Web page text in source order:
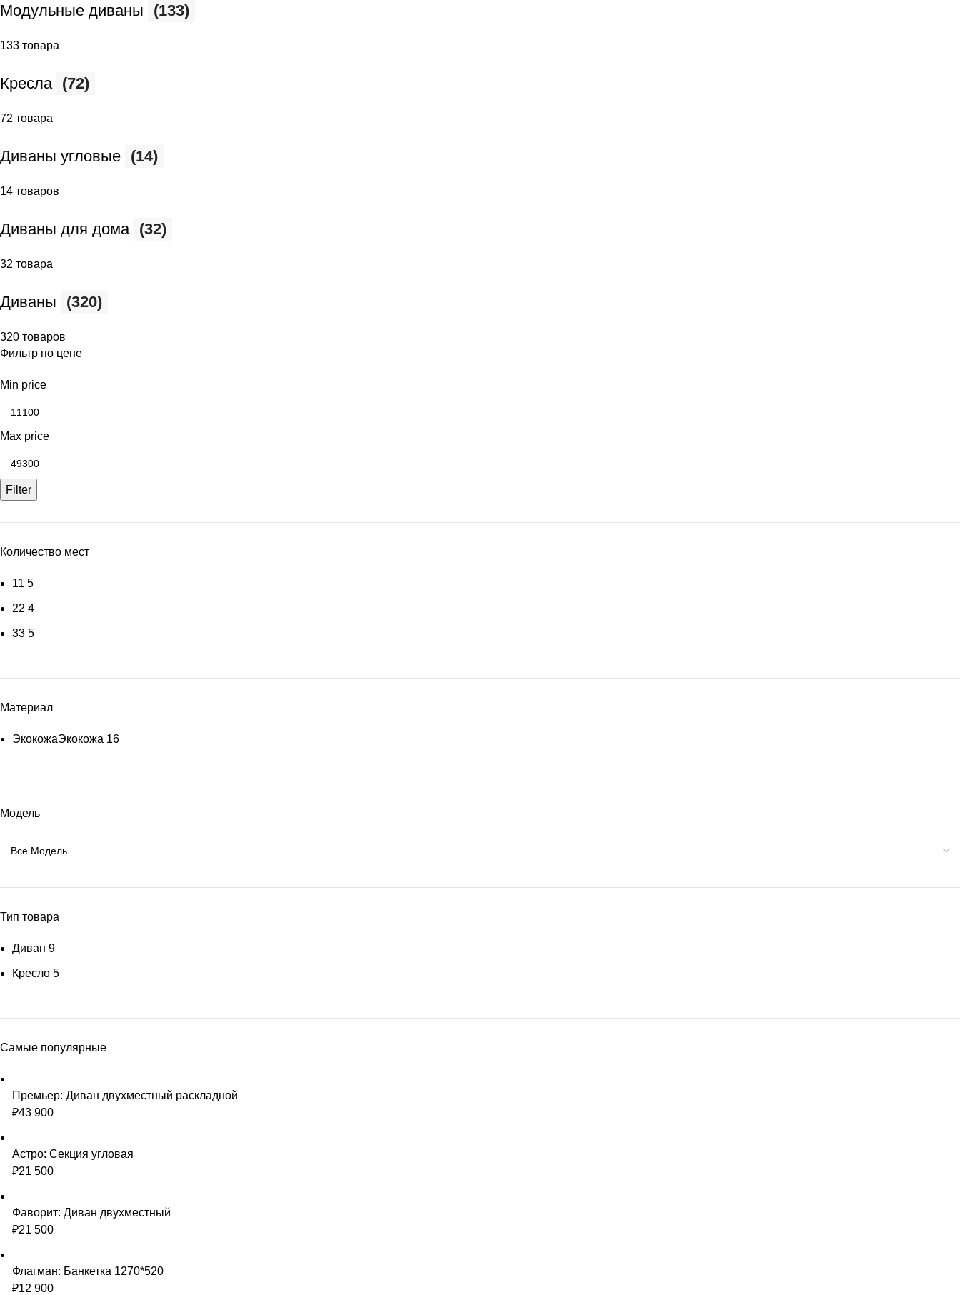
Модульные диваны (133)
133 товара
Кресла (72)
72 товара
Диваны угловые (14)
14 товаров
Диваны для дома (32)
32 товара
Диваны (320)
320 товаров
Фильтр по цене
Min price
Max price
Filter
Количество мест
11 5
22 4
33 5
Материал
ЭкокожаЭкокожа 16
Модель
Тип товара
Диван 9
Кресло 5
Самые популярные
Премьер: Диван двухместный раскладной
₽43 900
Астро: Секция угловая
₽21 500
Фаворит: Диван двухместный
₽21 500
Флагман: Банкетка 1270*520
₽12 900